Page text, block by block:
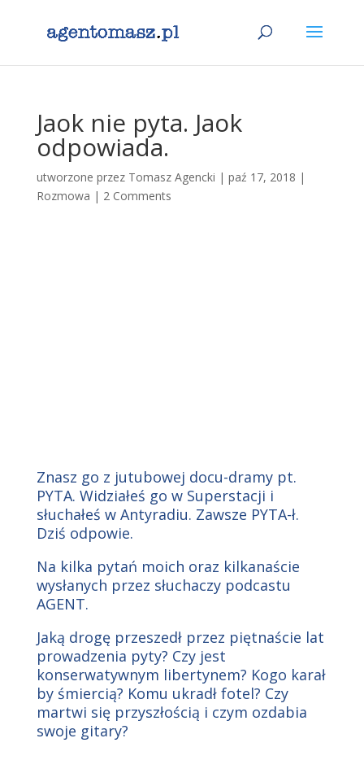
Jaok nie pyta. Jaok
odpowiada.
utworzone przez Tomasz Agencki | paź 17, 2018 |
Rozmowa | 2 Comments
Znasz go z jutubowej docu-dramy pt.
PYTA. Widziałeś go w Superstacji i
słuchałeś w Antyradiu. Zawsze PYTA-ł.
Dziś odpowie.
Na kilka pytań moich oraz kilkanaście
wysłanych przez słuchaczy podcastu
AGENT.
Jaką drogę przeszedł przez piętnaście lat
prowadzenia pyty? Czy jest
konserwatywnym libertynem? Kogo karał
by śmiercią? Komu ukradł fotel? Czy
martwi się przyszłością i czym ozdabia
swoje gitary?